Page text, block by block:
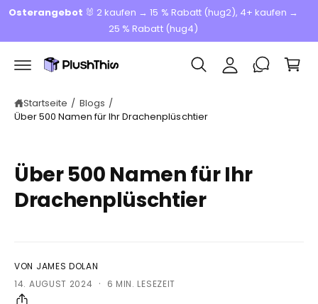
u
al
t
WichtigeVersandinformationenbeachten.
n
o
g
e
n
Startseite / Blogs /
Über 500 Namen für Ihr Drachenplüschtier
Über 500 Namen für Ihr
Drachenplüschtier
VON JAMES DOLAN
14. AUGUST 2024 · 6 MIN. LESEZEIT